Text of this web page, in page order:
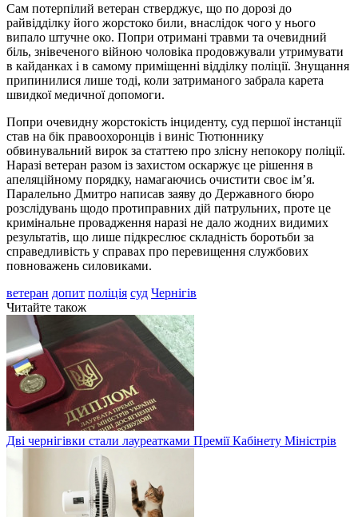
Сам потерпілий ветеран стверджує, що по дорозі до
райвідділку його жорстоко били, внаслідок чого у нього
випало штучне око. Попри отримані травми та очевидний
біль, знівеченого війною чоловіка продовжували утримувати
в кайданках і в самому приміщенні відділку поліції. Знущання
припинилися лише тоді, коли затриманого забрала карета
швидкої медичної допомоги.
Попри очевидну жорстокість інциденту, суд першої інстанції
став на бік правоохоронців і виніс Тютюннику
обвинувальний вирок за статтею про злісну непокору поліції.
Наразі ветеран разом із захистом оскаржує це рішення в
апеляційному порядку, намагаючись очистити своє ім’я.
Паралельно Дмитро написав заяву до Державного бюро
розслідувань щодо протиправних дій патрульних, проте це
кримінальне провадження наразі не дало жодних видимих
результатів, що лише підкреслює складність боротьби за
справедливість у справах про перевищення службових
повноважень силовиками.
ветеран допит поліція суд Чернігів
Читайте також
Дві чернігівки стали лауреатками Премії Кабінету Міністрів